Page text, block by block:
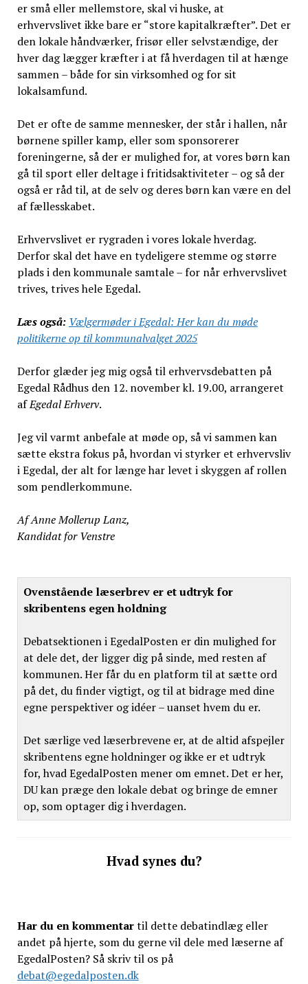
er små eller mellemstore, skal vi huske, at
erhvervslivet ikke bare er “store kapitalkræfter”. Det er
den lokale håndværker, frisør eller selvstændige, der
hver dag lægger kræfter i at få hverdagen til at hænge
sammen – både for sin virksomhed og for sit
lokalsamfund.
Det er ofte de samme mennesker, der står i hallen, når
børnene spiller kamp, eller som sponsorerer
foreningerne, så der er mulighed for, at vores børn kan
gå til sport eller deltage i fritidsaktiviteter – og så der
også er råd til, at de selv og deres børn kan være en del
af fællesskabet.
Erhvervslivet er rygraden i vores lokale hverdag.
Derfor skal det have en tydeligere stemme og større
plads i den kommunale samtale – for når erhvervslivet
trives, trives hele Egedal.
Læs også: Vælgermøder i Egedal: Her kan du møde
politikerne op til kommunalvalget 2025
Derfor glæder jeg mig også til erhvervsdebatten på
Egedal Rådhus den 12. november kl. 19.00, arrangeret
afEgedal Erhverv.
Jeg vil varmt anbefale at møde op, så vi sammen kan
sætte ekstra fokus på, hvordan vi styrker et erhvervsliv
i Egedal, der alt for længe har levet i skyggen af rollen
som pendlerkommune.
Af Anne Mollerup Lanz,
Kandidat for Venstre
Ovenstående læserbrev er et udtryk for
skribentens egen holdning
Debatsektionen i EgedalPosten er din mulighed for
at dele det, der ligger dig på sinde, med resten af
kommunen. Her får du en platform til at sætte ord
på det, du finder vigtigt, og til at bidrage med dine
egne perspektiver og idéer – uanset hvem du er.
Det særlige ved læserbrevene er, at de altid afspejler
skribentens egne holdninger og ikke er et udtryk
for, hvad EgedalPosten mener om emnet. Det er her,
DU kan præge den lokale debat og bringe de emner
op, som optager dig i hverdagen.
Hvad synes du?
Har du en kommentartil dette debatindlæg eller
andet på hjerte, som du gerne vil dele med læserne af
EgedalPosten? Så skriv til os på
debat@egedalposten.dk